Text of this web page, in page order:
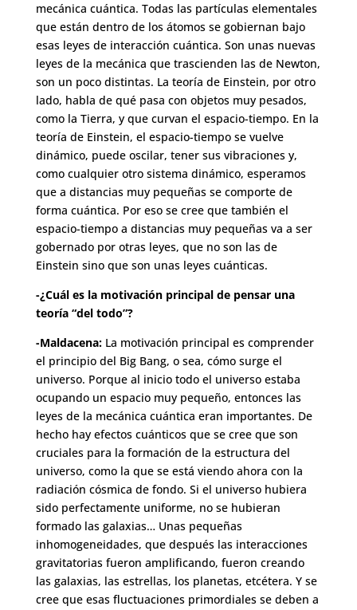
mecánica cuántica. Todas las partículas elementales
que están dentro de los átomos se gobiernan bajo
esas leyes de interacción cuántica. Son unas nuevas
leyes de la mecánica que trascienden las de Newton,
son un poco distintas. La teoría de Einstein, por otro
lado, habla de qué pasa con objetos muy pesados,
como la Tierra, y que curvan el espacio-tiempo. En la
teoría de Einstein, el espacio-tiempo se vuelve
dinámico, puede oscilar, tener sus vibraciones y,
como cualquier otro sistema dinámico, esperamos
que a distancias muy pequeñas se comporte de
forma cuántica. Por eso se cree que también el
espacio-tiempo a distancias muy pequeñas va a ser
gobernado por otras leyes, que no son las de
Einstein sino que son unas leyes cuánticas.
-¿Cuál es la motivación principal de pensar una
teoría “del todo”?
-Maldacena:La motivación principal es comprender
el principio del Big Bang, o sea, cómo surge el
universo. Porque al inicio todo el universo estaba
ocupando un espacio muy pequeño, entonces las
leyes de la mecánica cuántica eran importantes. De
hecho hay efectos cuánticos que se cree que son
cruciales para la formación de la estructura del
universo, como la que se está viendo ahora con la
radiación cósmica de fondo. Si el universo hubiera
sido perfectamente uniforme, no se hubieran
formado las galaxias… Unas pequeñas
inhomogeneidades, que después las interacciones
gravitatorias fueron amplificando, fueron creando
las galaxias, las estrellas, los planetas, etcétera. Y se
cree que esas fluctuaciones primordiales se deben a